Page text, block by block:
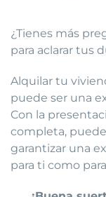
¿Tienes más
para aclarar tus
Alquilar tu
puede ser una
Con la
completa,
garantizar una
para ti como